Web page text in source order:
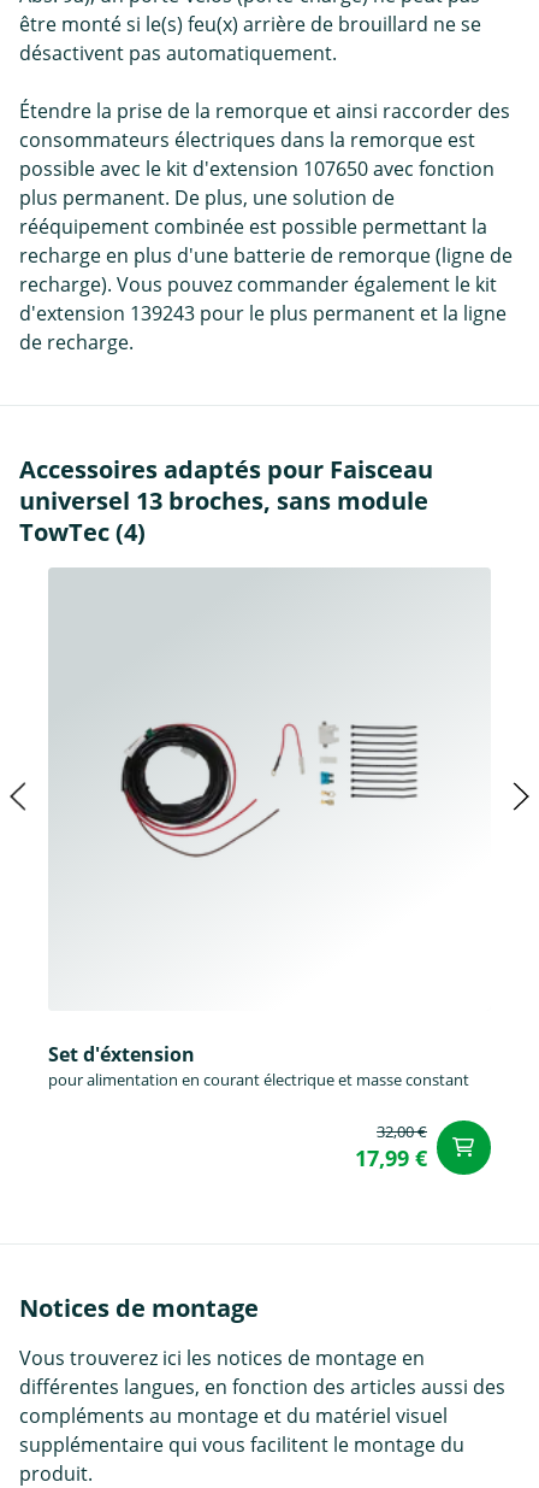
être monté si le(s) feu(x) arrière de brouillard ne se
désactivent pas automatiquement.
Étendre la prise de la remorque et ainsi raccorder des
consommateurs électriques dans la remorque est
possible avec le kit d'extension 107650 avec fonction
plus permanent. De plus, une solution de
rééquipement combinée est possible permettant la
recharge en plus d'une batterie de remorque (ligne de
recharge). Vous pouvez commander également le kit
d'extension 139243 pour le plus permanent et la ligne
de recharge.
Accessoires adaptés pour Faisceau
universel 13 broches, sans module
TowTec (4)
Set d'éxtension
pour alimentation en courant électrique et masse constant
32,00 €
17,99 €
Notices de montage
Vous trouverez ici les notices de montage en
différentes langues, en fonction des articles aussi des
compléments au montage et du matériel visuel
supplémentaire qui vous facilitent le montage du
produit.